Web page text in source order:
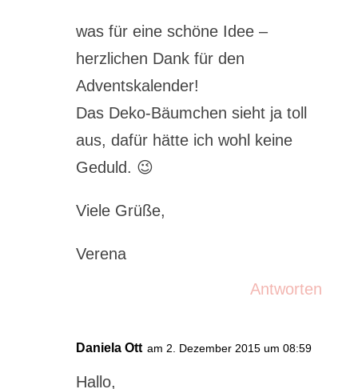
was für eine schöne Idee –
herzlichen Dank für den
Adventskalender!
Das Deko-Bäumchen sieht ja toll
aus, dafür hätte ich wohl keine
Geduld. 😉
Viele Grüße,
Verena
Antworten
Daniela Ott am 2. Dezember 2015 um 08:59
Hallo,